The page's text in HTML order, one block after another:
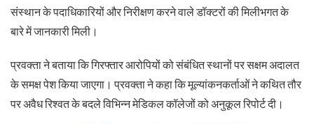
संस्थान के पदाधिकारियों और निरीक्षण करने वाले डॉक्टरों की मिलीभगत के
बारे में जानकारी मिली।
प्रवक्ता ने बताया कि गिरफ्तार आरोपियों को संबंधित स्थानों पर सक्षम अदालत
के समक्ष पेश किया जाएगा। प्रवक्ता ने कहा कि मूल्यांकनकर्ताओं ने कथित तौर
पर अवैध रिश्वत के बदले विभिन्न मेडिकल कॉलेजों को अनुकूल रिपोर्ट दी।